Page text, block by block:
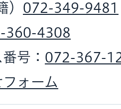
） 072-349-9481
360-4308
号： 072-367-
ォーム